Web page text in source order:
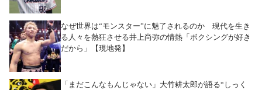
なぜ世界は“モンスター”に魅了されるのか 現代を生き
る人々を熱狂させる井上尚弥の情熱「ボクシングが好き
だから」【現地発】
「まだこんなもんじゃない」大竹耕太郎が語る“しっく